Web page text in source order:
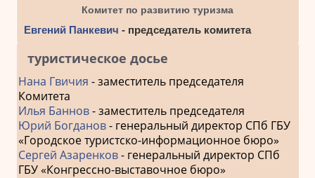
Комитет по развитию туризма
Евгений Панкевич - председатель комитета
туристическое досье
Нана Гвичия - заместитель председателя
Комитета
Илья Баннов- заместитель председателя
Юрий Богданов- генеральный директор СПб ГБУ
«Городское туристско-информационное бюро»
Сергей Азаренков- генеральный директор СПб
ГБУ «Конгрессно-выставочное бюро»